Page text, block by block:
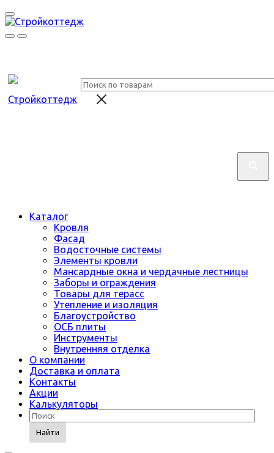
Каталог
Кровля
Фасад
Водосточные системы
Элементы кровли
Мансардные окна и чердачные лестницы
Заборы и ограждения
Товары для терасс
Утепление и изоляция
Благоустройство
ОСБ плиты
Инструменты
Внутренняя отделка
О компании
Доставка и оплата
Контакты
Акции
Калькуляторы
Найти